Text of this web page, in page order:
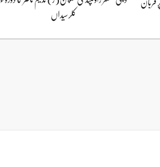
قربان
کلرسیداں